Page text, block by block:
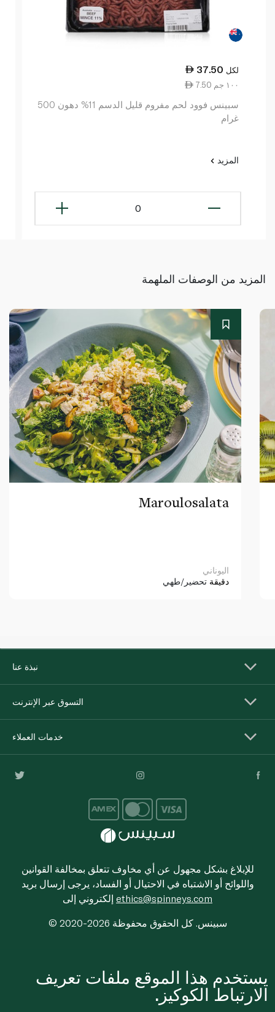
37.50 لكل
7.50 ١٠٠ جم
سبينس فوود لحم مفروم قليل الدسم 11% دهون 500
غرام
المزيد
0
المزيد من الوصفات الملهمة
Maroulosalata
اليوناني
دقيقة تحضير/طهي
نبذة عنا
التسوق عبر الإنترنت
خدمات العملاء
للإبلاغ بشكل مجهول عن أي مخاوف تتعلق بمخالفة القوانين
واللوائح أو الاشتباه في الاحتيال أو الفساد، يرجى إرسال بريد
ethics@spinneys.com
© 2020-2026 سبينس. كل الحقوق محفوظة
يستخدم هذا الموقع ملفات تعريف
الارتباط الكوكيز.